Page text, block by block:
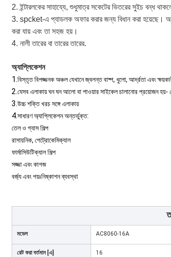
2. ইন্টারলকের সাহায্যে, শুধুমাত্র সকেটের ভিতরের সুইচ বন্ধ
3. spcket-এ প্যাডলক অফার করার জন্য বিধান করা হয়েছে।
করা যায় এবং তা সহজ হয়।
4. নালী তারের বা তারের তারের.
অ্যাপ্লিকেশন
1.বিস্তৃত বিপজ্জনক অঞ্চল যেখানে জ্বলন্ত বাষ্প, ধুলো, আর্দ্রতা এবং
2.যেসব এলাকায় ঘন ঘন আলো বা পাওয়ার সাইকেল চালানোর প্রয়োজন
3.উচ্চ শক্তি খরচ সঙ্গে এলাকায়
4.সাধারণ অ্যাপ্লিকেশন অন্তর্ভুক্ত:
তেল ও গ্যাস শিল্প
রাসায়নিক, পেট্রোকেমিক্যাল
ফার্মাসিউটিক্যাল শিল্প
সজ্জা এবং কাগজ
বর্জ্য এবং পয়ঃনিষ্কাশন ব্যবস্থা
মডেল AC8060-16A
রেট করা বর্তমান [এ] 16